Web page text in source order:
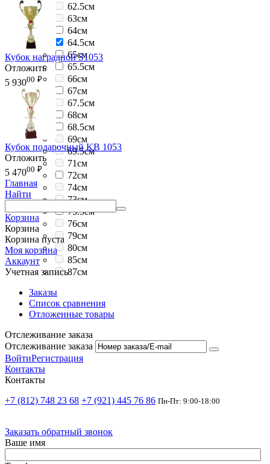
62.5см
63см
64см
64.5см
65см
65.5см
66см
67см
67.5см
68см
68.5см
69см
69.5см
71см
72см
74см
73см
75.5см
76см
79см
80см
85см
87см
Кубок наградной S1053
Отложить
5 93000 ₽
Кубок подарочный KB 1053
Отложить
5 47000 ₽
Главная
Найти
Корзина
Корзина
Корзина пуста
Моя корзина
Аккаунт
Учетная запись
Заказы
Список сравнения
Отложенные товары
Отслеживание заказа
Отслеживание заказа
ВойтиРегистрация
Контакты
Контакты
+7 (812) 748 23 68 +7 (921) 445 76 86 Пн-Пт: 9:00-18:00
Заказать обратный звонок
Ваше имя